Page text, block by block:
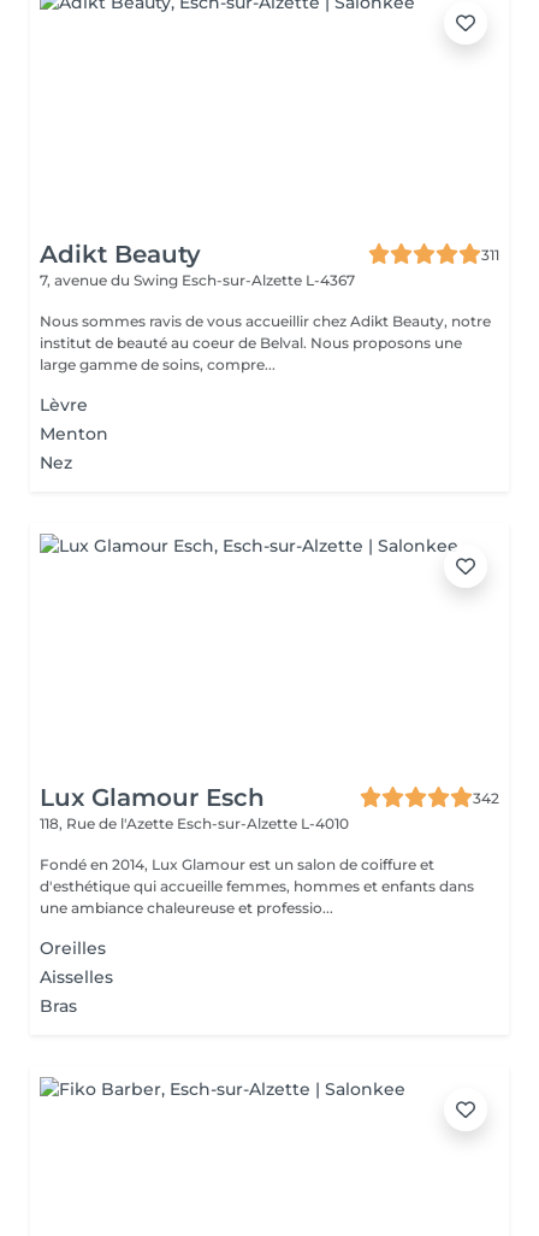
Adikt Beauty
311
7, avenue du Swing Esch-sur-Alzette L-4367
Nous sommes ravis de vous accueillir chez Adikt Beauty, notre
institut de beauté au coeur de Belval. Nous proposons une
large gamme de soins, compre...
Lèvre
Menton
Nez
Lux Glamour Esch
342
118, Rue de l'Azette Esch-sur-Alzette L-4010
Fondé en 2014, Lux Glamour est un salon de coiffure et
d'esthétique qui accueille femmes, hommes et enfants dans
une ambiance chaleureuse et professio...
Oreilles
Aisselles
Bras